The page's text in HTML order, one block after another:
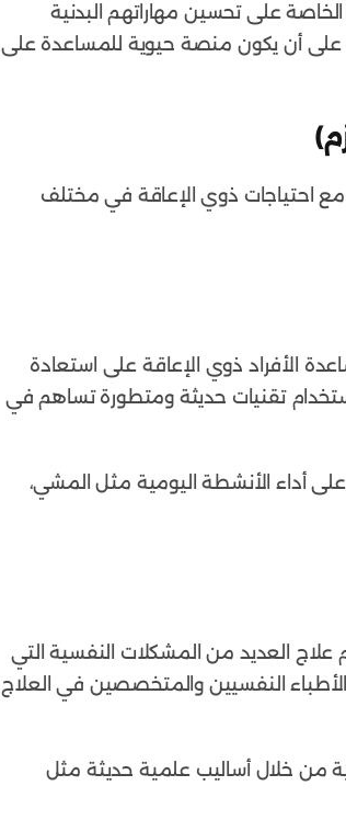
على تحسين مهاراتهم البدنية
على أن يكون منصة حيوية للمساعدة على
مع احتياجات ذوي الإعاقة في مختلف
الأفراد ذوي الإعاقة على استعادة
تقنيات حديثة ومتطورة تساهم في
على أداء الأنشطة اليومية مثل المشي،
علاج العديد من المشكلات النفسية التي
النفسيين والمتخصصين في العلاج
من خلال أساليب علمية حديثة مثل